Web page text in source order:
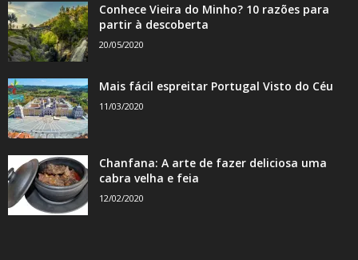
Conhece Vieira do Minho? 10 razões para
partir à descoberta
20/05/2020
Mais fácil espreitar Portugal Visto do Céu
11/03/2020
Chanfana: A arte de fazer deliciosa uma
cabra velha e feia
12/02/2020